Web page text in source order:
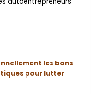
les bons
pour lutter